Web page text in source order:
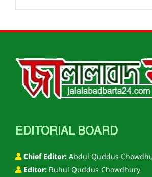
EDITORIAL BOARD
Chief Editor: Abdul Quddus
Editor: Ruhul Quddus Chowdhury